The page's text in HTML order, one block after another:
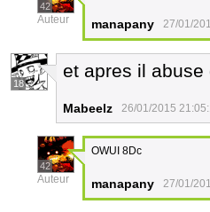
42
Auteur manapany 27/01/
18
et apres il abuse
Mabeelz 26/01/2015
42
Auteur
OWUI 8Dc
manapany 27/01/